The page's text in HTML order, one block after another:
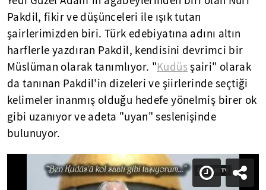
Pakdil, fikir ve düşünceleri ile ışık tutan
şairlerimizden biri. Türk edebiyatına adını altın
harflerle yazdıran Pakdil, kendisini devrimci bir
Müslüman olarak tanımlıyor. "Kudüsşairi" olarak
da tanınan Pakdil'in dizeleri ve şiirlerinde seçtiği
kelimeler inanmış olduğu hedefe yönelmiş birer ok
gibi uzanıyor ve adeta "uyan" seslenişinde
bulunuyor.